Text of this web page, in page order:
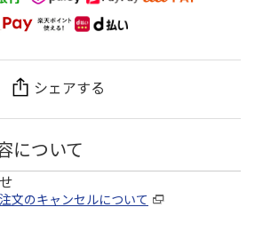
シェアする
について
注文のキャンセルについて